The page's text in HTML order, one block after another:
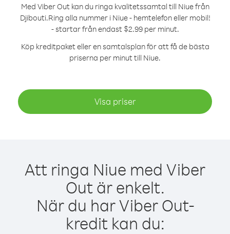
Med Viber Out kan du ringa kvalitetssamtal till Niue från
Djibouti.Ring alla nummer i Niue - hemtelefon eller mobil!
- startar från endast $2.99 per minut.
Köp kreditpaket eller en samtalsplan för att få de bästa
priserna per minut till Niue.
Visa priser
Att ringa Niue med Viber
Out är enkelt.
När du har Viber Out-
kredit kan du: